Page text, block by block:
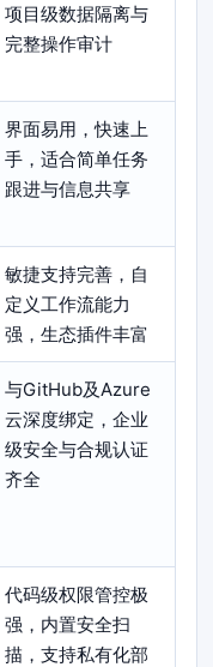
项目级数据隔离与
完整操作审计
界面易用，快速上
手，适合简单任务
跟进与信息共享
敏捷支持完善，自
定义工作流能力
强，生态插件丰富
与GitHub及Azure
云深度绑定，企业
级安全与合规认证
齐全
代码级权限管控极
强，内置安全扫
描，支持私有化部